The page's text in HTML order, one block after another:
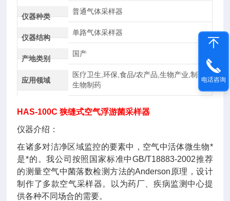
仪器种类
普通气体采样器
仪器结构
单路气体采样器
产地类别
国产
应用领域
医疗卫生,环保,食品/农产品,生物产业,制药/
生物制药
HAS-100C狭缝式空气浮游菌采样器
仪器介绍：
在诸多对洁净区域监控的要素中，空气中活体微生物*
是*的。我公司按照国家标准中GB/T18883-2002推荐
的测量空气中菌落数检测方法的Anderson原理，设计
制作了多款空气采样器。以为药厂、疾病监测中心提
供各种不同场合的需要。
电话咨询